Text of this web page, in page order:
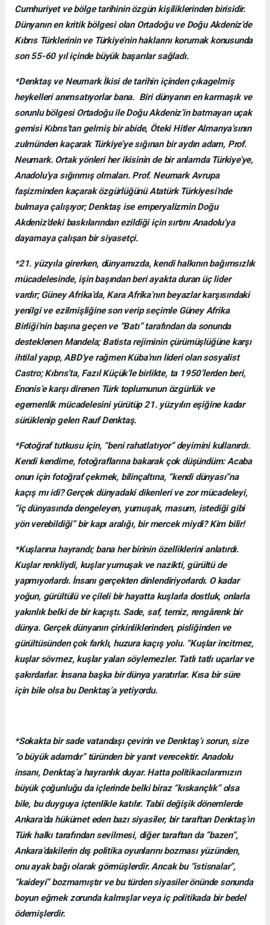
Cumhuriyet ve bölge tarihinin özgün kişiliklerinden birisidir.
Dünyanın en kritik bölgesi olan Ortadoğu ve Doğu Akdeniz’de
Kıbrıs Türklerinin ve Türkiye’nin haklarını korumak konusunda
son 55-60 yıl içinde büyük başarılar sağladı.
*Denktaş ve Neumark İkisi de tarihin içinden çıkagelmiş
heykelleri anımsatıyorlar bana. Biri dünyanın en karmaşık ve
sorunlu bölgesi Ortadoğu ile Doğu Akdeniz’in batmayan uçak
gemisi Kıbrıs’tan gelmiş bir abide, Öteki Hitler Almanya’sının
zulmünden kaçarak Türkiye’ye sığınan bir aydın adam, Prof.
Neumark. Ortak yönleri her ikisinin de bir anlamda Türkiye’ye,
Anadolu’ya sığınmış olmaları. Prof. Neumark Avrupa
faşizminden kaçarak özgürlüğünü Atatürk Türkiyesi’nde
bulmaya çalışıyor; Denktaş ise emperyalizmin Doğu
Akdeniz’deki baskılarından ezildiği için sırtını Anadolu’ya
dayamaya çalışan bir siyasetçi.
*21. yüzyıla girerken, dünyamızda, kendi halkının bağımsızlık
mücadelesinde, işin başından beri ayakta duran üç lider
vardır; Güney Afrika’da, Kara Afrika’nın beyazlar karşısındaki
yenilgi ve ezilmişliğine son verip seçimle Güney Afrika
Birliği’nin başına geçen ve “Batı” tarafından da sonunda
desteklenen Mandela; Batista rejiminin çürümüşlüğüne karşı
ihtilal yapıp, ABD’ye rağmen Küba’nın lideri olan sosyalist
Castro; Kıbrıs’ta, Fazıl Küçük’le birlikte, ta 1950’lerden beri,
Enonis’e karşı direnen Türk toplumunun özgürlük ve
egemenlik mücadelesini yürütüp 21. yüzyılın eşiğine kadar
sürüklenip gelen Rauf Denktaş.
*Fotoğraf tutkusu için, “beni rahatlatıyor” deyimini kullanırdı.
Kendi kendime, fotoğraflarına bakarak çok düşündüm: Acaba
onun için fotoğraf çekmek, bilinçaltına, “kendi dünyası”na
kaçış mı idi? Gerçek dünyadaki dikenleri ve zor mücadeleyi,
“iç dünyasında dengeleyen, yumuşak, masum, istediği gibi
yön verebildiği” bir kapı aralığı, bir mercek miydi? Kim bilir!
*Kuşlarına hayrandı; bana her birinin özelliklerini anlatırdı.
Kuşlar renkliydi, kuşlar yumuşak ve nazikti, gürültü de
yapmıyorlardı. İnsanı gerçekten dinlendiriyorlardı. O kadar
yoğun, gürültülü ve çileli bir hayatta kuşlarla dostluk, onlarla
yakınlık belki de bir kaçıştı. Sade, saf, temiz, rengârenk bir
dünya. Gerçek dünyanın çirkinliklerinden, pisliğinden ve
gürültüsünden çok farklı, huzura kaçış yolu. “Kuşlar incitmez,
kuşlar sövmez, kuşlar yalan söylemezler. Tatlı tatlı uçarlar ve
şakırdarlar. İnsana başka bir dünya yaratırlar. Kısa bir süre
için bile olsa bu Denktaş’a yetiyordu.
*Sokakta bir sade vatandaşı çevirin ve Denktaş’ı sorun, size
“o büyük adamdır” türünden bir yanıt verecektir. Anadolu
insanı, Denktaş’a hayranlık duyar. Hatta politikacılarımızın
büyük çoğunluğu da içlerinde belki biraz “kıskançlık” olsa
bile, bu duyguya içtenlikle katılır. Tabii değişik dönemlerde
Ankara’da hükümet eden bazı siyasiler, bir taraftan Denktaş’ın
Türk halkı tarafından sevilmesi, diğer taraftan da “bazen”,
Ankara’dakilerin dış politika oyunlarını bozması yüzünden,
onu ayak bağı olarak görmüşlerdir. Ancak bu “istisnalar”,
“kaideyi” bozmamıştır ve bu türden siyasiler önünde sonunda
boyun eğmek zorunda kalmışlar veya iç politikada bir bedel
ödemişlerdir.